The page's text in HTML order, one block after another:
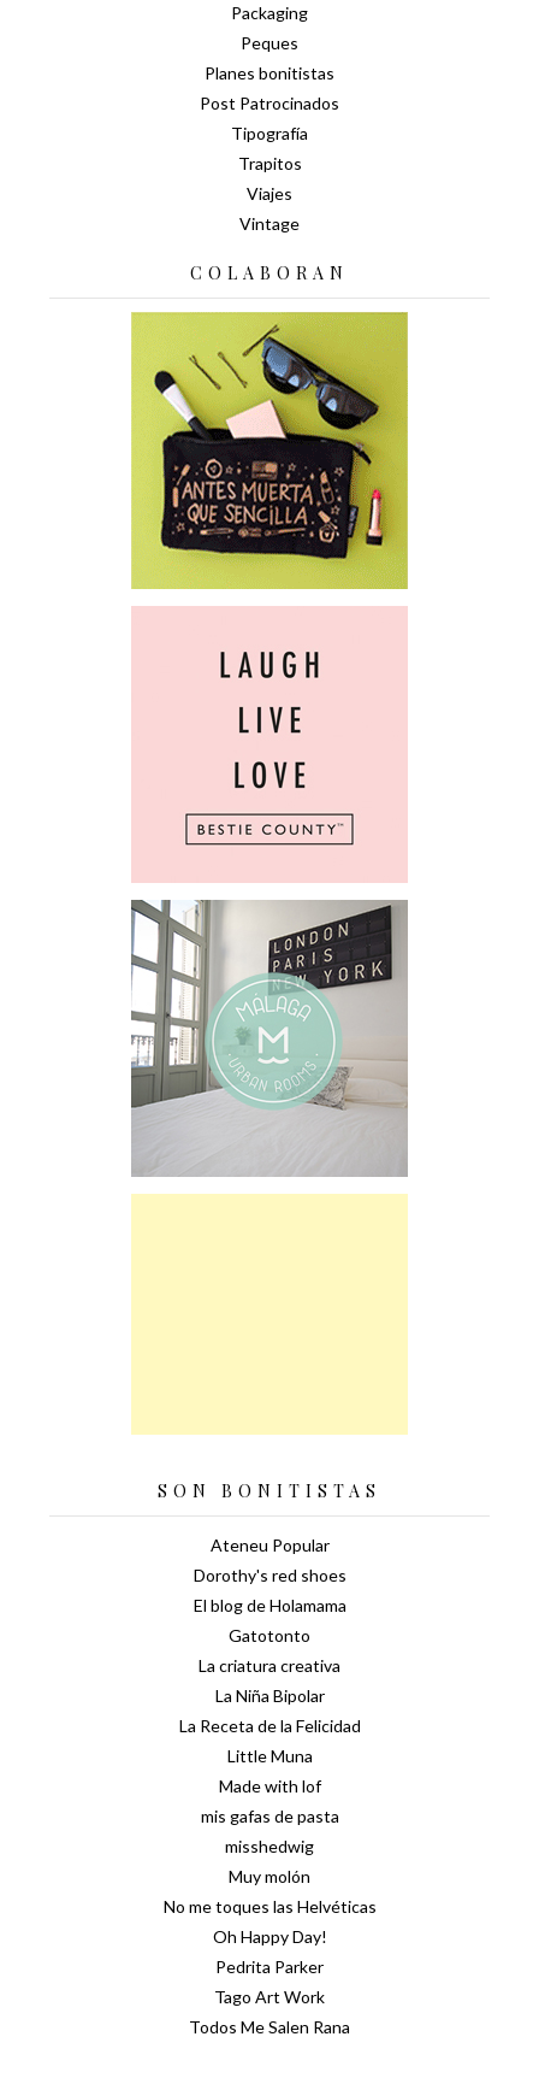
Packaging
Peques
Planes bonitistas
Post Patrocinados
Tipografía
Trapitos
Viajes
Vintage
COLABORAN
SON BONITISTAS
Ateneu Popular
Dorothy's red shoes
El blog de Holamama
Gatotonto
La criatura creativa
La Niña Bipolar
La Receta de la Felicidad
Little Muna
Made with lof
mis gafas de pasta
misshedwig
Muy molón
No me toques las Helvéticas
Oh Happy Day!
Pedrita Parker
Tago Art Work
Todos Me Salen Rana